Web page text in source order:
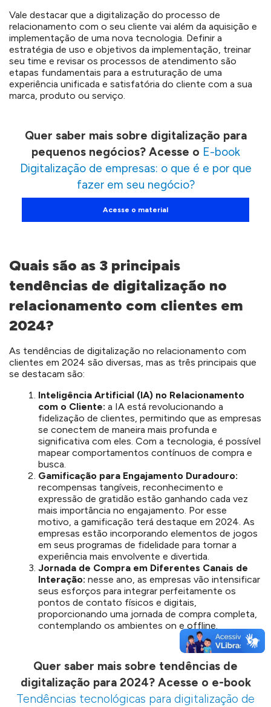
Vale destacar que a digitalização do processo de
relacionamento com o seu cliente vai além da aquisição e
implementação de uma nova tecnologia. Definir a
estratégia de uso e objetivos da implementação, treinar
seu time e revisar os processos de atendimento são
etapas fundamentais para a estruturação de uma
experiência unificada e satisfatória do cliente com a sua
marca, produto ou serviço.
Quer saber mais sobre digitalização para
pequenos negócios? Acesse o E-book
Digitalização de empresas: o que é e por que
fazer em seu negócio?
Acesse o material
Quais são as 3 principais
tendências de digitalização no
relacionamento com clientes em
2024?
As tendências de digitalização no relacionamento com
clientes em 2024 são diversas, mas as três principais que
se destacam são:
Inteligência Artificial (IA) no Relacionamento
com o Cliente: a IA está revolucionando a
fidelização de clientes, permitindo que as empresas
se conectem de maneira mais profunda e
significativa com eles. Com a tecnologia, é possível
mapear comportamentos contínuos de compra e
busca.
Gamificação para Engajamento Duradouro:
recompensas tangíveis, reconhecimento e
expressão de gratidão estão ganhando cada vez
mais importância no engajamento. Por esse
motivo, a gamificação terá destaque em 2024. As
empresas estão incorporando elementos de jogos
em seus programas de fidelidade para tornar a
experiência mais envolvente e divertida.
Jornada de Compra em Diferentes Canais de
Interação: nesse ano, as empresas vão intensificar
seus esforços para integrar perfeitamente os
pontos de contato físicos e digitais,
proporcionando uma jornada de compra completa,
contemplando os ambientes on e offline.
Quer saber mais sobre tendências de
digitalização para 2024? Acesse o e-book
Tendências tecnológicas para digitalização de